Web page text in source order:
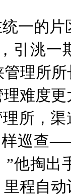
一的片
引洮一
理所
难度
所，
样巡查
”他掏出
程自